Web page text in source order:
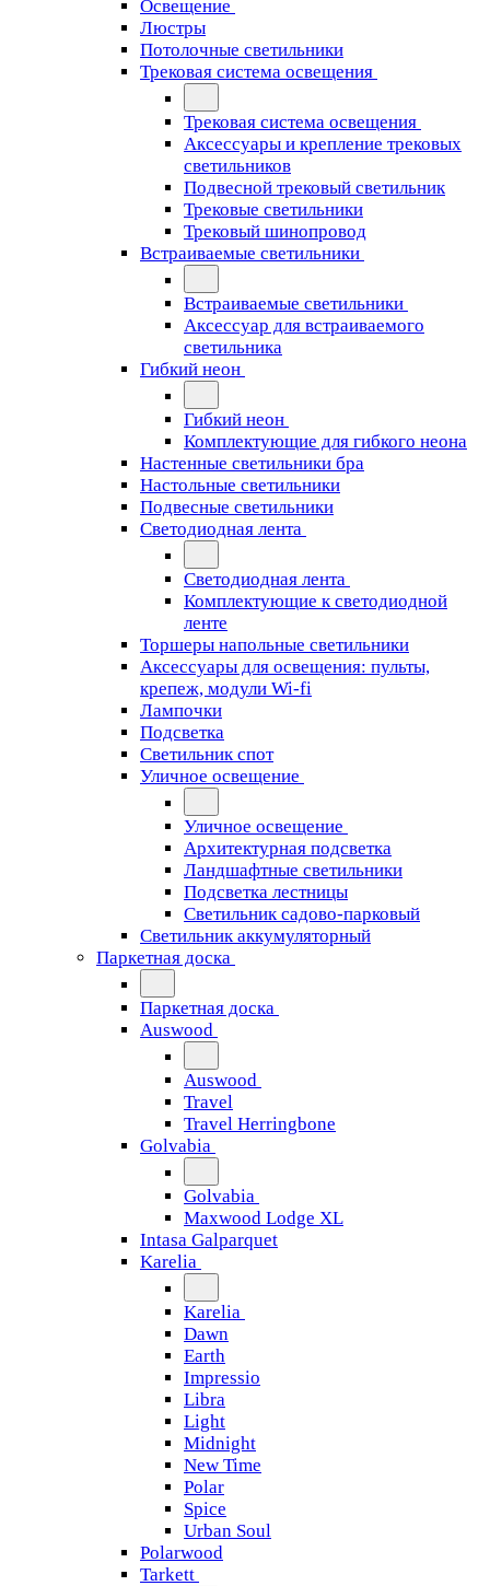
Освещение
Люстры
Потолочные светильники
Трековая система освещения
Трековая система освещения
Аксессуары и крепление трековых
светильников
Подвесной трековый светильник
Трековые светильники
Трековый шинопровод
Встраиваемые светильники
Встраиваемые светильники
Аксессуар для встраиваемого
светильника
Гибкий неон
Гибкий неон
Комплектующие для гибкого неона
Настенные светильники бра
Настольные светильники
Подвесные светильники
Светодиодная лента
Светодиодная лента
Комплектующие к светодиодной
ленте
Торшеры напольные светильники
Аксессуары для освещения: пульты,
крепеж, модули Wi-fi
Лампочки
Подсветка
Светильник спот
Уличное освещение
Уличное освещение
Архитектурная подсветка
Ландшафтные светильники
Подсветка лестницы
Светильник садово-парковый
Светильник аккумуляторный
Паркетная доска
Паркетная доска
Auswood
Auswood
Travel
Travel Herringbone
Golvabia
Golvabia
Maxwood Lodge XL
Intasa Galparquet
Karelia
Karelia
Dawn
Earth
Impressio
Libra
Light
Midnight
New Time
Polar
Spice
Urban Soul
Polarwood
Tarkett